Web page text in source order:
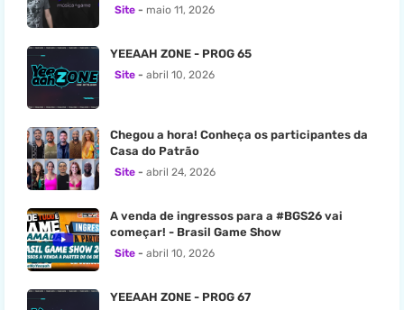
Site maio 11, 2026
YEEAAH ZONE - PROG 65
Site abril 10, 2026
Chegou a hora! Conheça os participantes da
Casa do Patrão
Site abril 24, 2026
A venda de ingressos para a #BGS26 vai
começar! - Brasil Game Show
Site abril 10, 2026
YEEAAH ZONE - PROG 67